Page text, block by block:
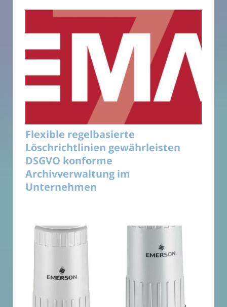
Flexible regelbasierte
Löschrichtlinien gewährleisten
DSGVO konforme
Archivverwaltung im
Unternehmen